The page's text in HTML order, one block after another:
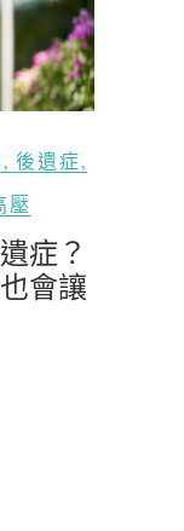
, 後遺症,
壓
症？
會讓